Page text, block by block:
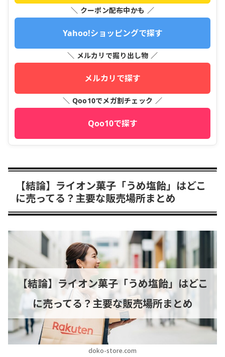
＼ クーポン配布中かも ／
Yahoo!ショッピングで探す
＼ メルカリで掘り出し物 ／
メルカリで探す
＼ Qoo10でメガ割チェック ／
Qoo10で探す
【結論】ライオン菓子「うめ塩飴」はどこ
に売ってる？主要な販売場所まとめ
doko-store.com
【結論】ライオン菓子「うめ塩飴」はどこ
に売ってる？主要な販売場所まとめ